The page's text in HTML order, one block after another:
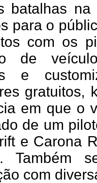
batalhas
para o
com os
de
e
gratuitos,
em que o
de um
e Carona
Também
com